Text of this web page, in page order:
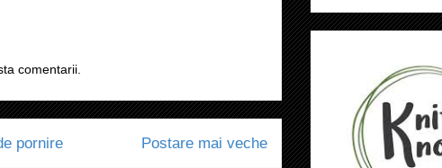
comentarii.
Postare mai veche
pornire